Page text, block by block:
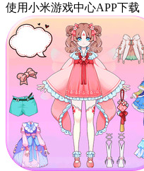
使用小米游戏中心APP下载